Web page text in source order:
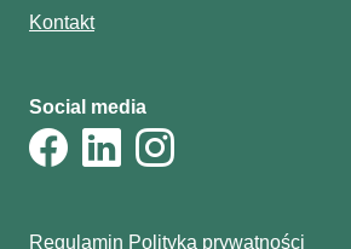
Kontakt
Social media
Regulamin Polityka prywatności